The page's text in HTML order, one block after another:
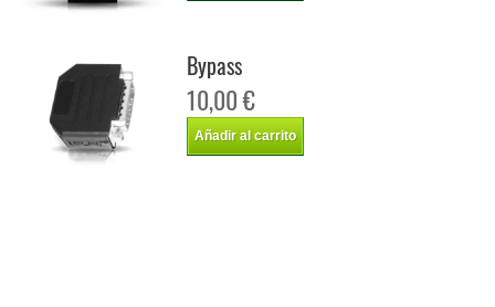
Bypass
10,00 €
Añadir al carrito